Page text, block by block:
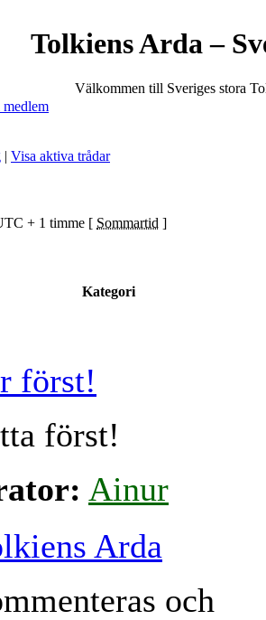
Tolkiens Arda –
Välkommen till Sveriges stora
| Visa aktiva trådar
+ 1 timme [ Sommartid ]
Kategori
först!
först!
Ainur
Arda
och